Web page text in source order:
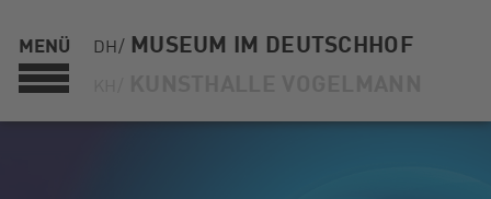
MENÜ DH/ MUSEUM IM DEUTSCHHOF